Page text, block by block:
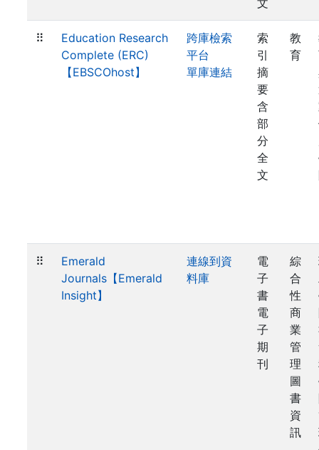
文
⠿
Education Research
Complete (ERC)
【EBSCOhost】
跨庫檢索
平台
單庫連結
索
引
摘
要
含
部
分
全
文
教
育
⠿
Emerald
Journals【Emerald
Insight】
連線到資
料庫
電
子
書
電
子
期
刊
綜
合
性
商
業
管
理
圖
書
資
訊